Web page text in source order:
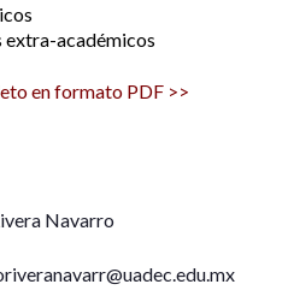
extra-académicos
en formato PDF >>
Navarro